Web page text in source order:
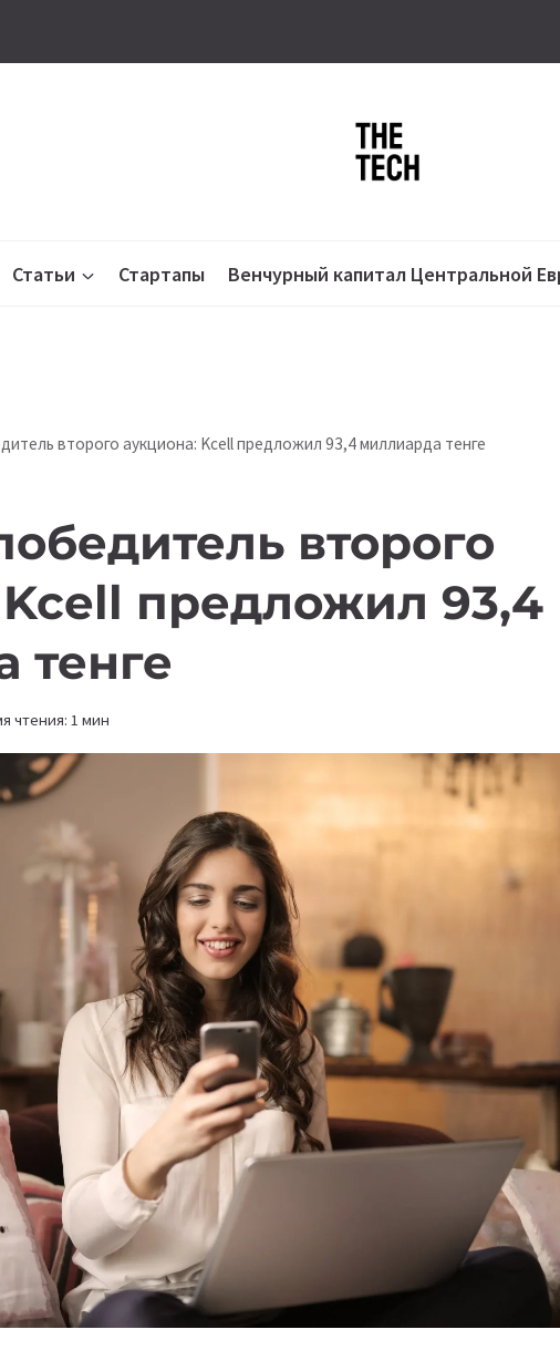
Статьи Стартапы Венчурный капитал Центральной
второго аукциона: Kcell предложил 93,4 миллиарда тенге
второго
предложил 93,4
тенге
чтения: 1 мин